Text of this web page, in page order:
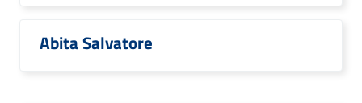
Abita Salvatore